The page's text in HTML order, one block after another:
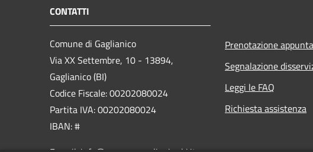
CONTATTI
Comune di Gaglianico
Via XX Settembre, 10 - 13894,
Gaglianico (BI)
Codice Fiscale: 00202080024
Partita IVA: 00202080024
IBAN: #
Prenotazione
Segnalazione
Leggi le FAQ
Richiesta assistenza